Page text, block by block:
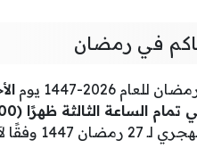
في رمضان
2026-1447 يوم
المقابل